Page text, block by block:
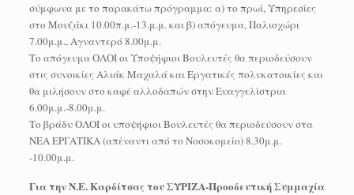
σύμφωνα με το παρακάτω πρόγραμμα: α) το πρωί, Υπηρεσίες
στο Μουζάκι 10.00π.μ.-13.μ.μ. και β) απόγευμα, Παλιοχώρι
7.00μ.μ., Αγναντερό 8.00μ.μ.
Το απόγευμα ΟΛΟΙ οι Υποψήφιοι Βουλευτές θα περιοδεύσουν
στις συνοικίες Αλιάκ Μαχαλά και Εργατικές πολυκατοικίες και
θα μιλήσουν στο καφέ αλλοδαπών στην Ευαγγελίστρια
6.00μ.μ.-8.00μ.μ.
Το βράδυ ΟΛΟΙ οι υποψήφιοι Βουλευτές θα περιοδεύσουν στα
ΝΕΑ ΕΡΓΑΤΙΚΑ (απέναντι από το Νοσοκομείο) 8.30μ.μ.
-10.00μ.μ.
Για την Ν.Ε. Καρδίτσας του ΣΥΡΙΖΑ-Προοδευτική Συμμαχία